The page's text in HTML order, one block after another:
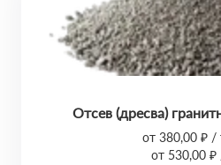
Отсев (дресва)
от 380,00 ₽ /
от 530,00